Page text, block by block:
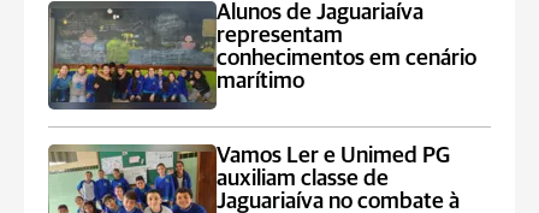
Alunos de Jaguariaíva
representam
conhecimentos em cenário
marítimo
Vamos Ler e Unimed PG
auxiliam classe de
Jaguariaíva no combate à